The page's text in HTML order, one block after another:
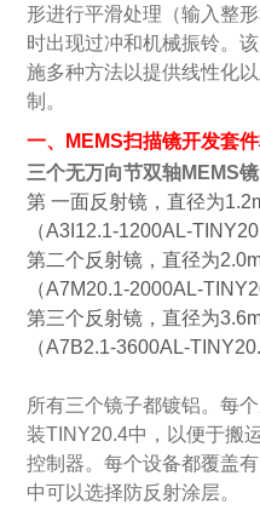
形进行平滑处理（输入整
时出现过冲和机械振铃。
施多种方法以提供线性化
制。
一、
MEMS扫描镜开发套件
三个无万向节双轴MEMS镜
第 一面反射镜，直径为
（A3I12.1-1200AL-
第二个反射镜，直径为
（A7M20.1-2000AL-
第三个反射镜，直径为
（A7B2.1-3600AL-
所有三个镜子都镀铝。每
装TINY20.4中，以便于搬
控制器。每个设备都覆盖
中可以选择防反射涂层。